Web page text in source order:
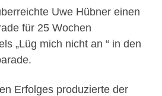
Uwe Hübner einen
für 25 Wochen
„Lüg mich nicht an “ in den
Erfolges produzierte der